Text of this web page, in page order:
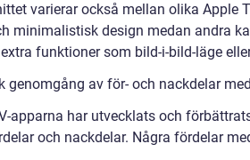
varierar också mellan olika Apple
minimalistisk design medan andra
funktioner som bild-i-bild-läge
genomgång av för- och nackdelar
apparna har utvecklats och
och nackdelar. Några fördelar